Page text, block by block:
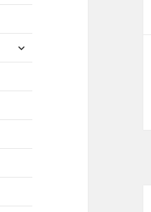
expande
el
inferior